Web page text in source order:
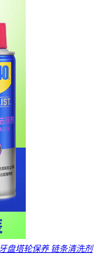
盘塔轮保养 链条清洗剂